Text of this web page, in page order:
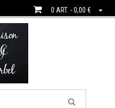
0 ART. - 0,00 €